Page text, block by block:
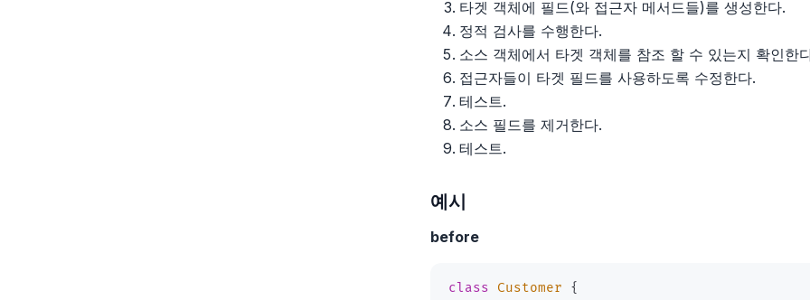
타겟 객체에 필드(와 접근자 메서드들)를 생성한다.
정적 검사를 수행한다.
소스 객체에서 타겟 객체를 참조 할 수 있는지 확인한
접근자들이 타겟 필드를 사용하도록 수정한다.
테스트.
소스 필드를 제거한다.
테스트.
예시
before
class Customer
{